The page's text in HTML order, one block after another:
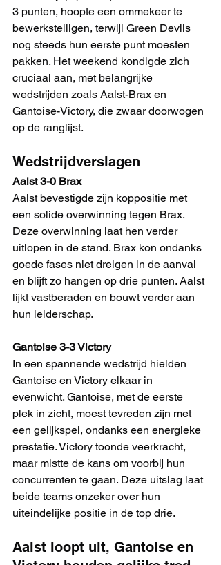
3 punten, hoopte een ommekeer te
bewerkstelligen, terwijl Green Devils
nog steeds hun eerste punt moesten
pakken. Het weekend kondigde zich
cruciaal aan, met belangrijke
wedstrijden zoals Aalst-Brax en
Gantoise-Victory, die zwaar doorwogen
op de ranglijst.
Wedstrijdverslagen
Aalst 3-0 Brax
Aalst bevestigde zijn koppositie met
een solide overwinning tegen Brax.
Deze overwinning laat hen verder
uitlopen in de stand. Brax kon ondanks
goede fases niet dreigen in de aanval
en blijft zo hangen op drie punten. Aalst
lijkt vastberaden en bouwt verder aan
hun leiderschap.
Gantoise 3-3 Victory
In een spannende wedstrijd hielden
Gantoise en Victory elkaar in
evenwicht. Gantoise, met de eerste
plek in zicht, moest tevreden zijn met
een gelijkspel, ondanks een energieke
prestatie. Victory toonde veerkracht,
maar mistte de kans om voorbij hun
concurrenten te gaan. Deze uitslag laat
beide teams onzeker over hun
uiteindelijke positie in de top drie.
Aalst loopt uit, Gantoise en